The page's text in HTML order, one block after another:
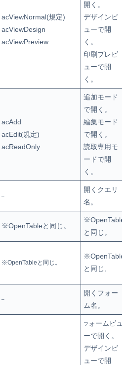
acViewNormal(規定)
acViewDesign
acViewPreview
開く。
デザインビ
ューで開
く。
印刷プレビ
ューで開
く。
acAdd
acEdit(規定)
acReadOnly
追加モード
で開く。
編集モード
で開く。
読取専用モ
ードで開
く。
–
開くクエリ
名。
※OpenTableと同じ。
※OpenTable
と同じ。
※OpenTableと同じ。
※OpenTable
と同じ
–
開くフォー
ム名。
フ ォームビュ
ーで開く。
デザインビ
ューで開